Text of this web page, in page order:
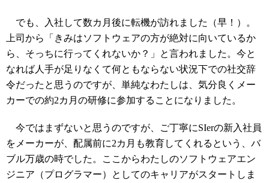
でも、入社して数カ月後に転機が訪れました（早！）。
上司から「きみはソフトウェアの方が絶対に向いているか
ら、そっちに行ってくれないか？」と言われました。今と
なれば人手が足りなくて何ともならない状況下での社交辞
令だったと思うのですが、単純なわたしは、気分良くメー
カーでの約2カ月の研修に参加することになりました。
今ではまずないと思うのですが、ご丁寧にSIerの新入社員
をメーカーが、配属前に2カ月も教育してくれるという、バ
ブル万歳の時でした。ここからわたしのソフトウェアエン
ジニア（プログラマー）としてのキャリアがスタートしま